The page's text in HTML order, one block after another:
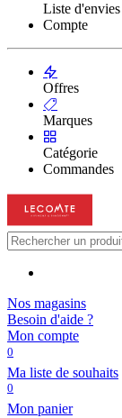
Liste d'envies
Compte
Offres
Marques
Catégorie
Commandes
Nos magasins
Besoin d'aide ?
Mon compte
0
Ma liste de souhaits
0
Mon panier